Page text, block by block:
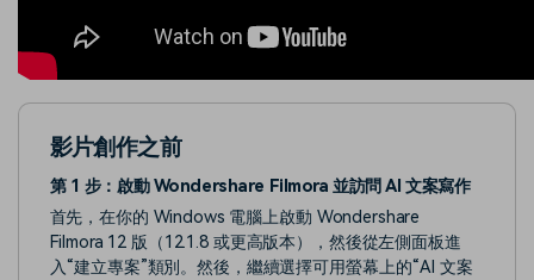
影片創作之前
第 1 步：啟動 Wondershare Filmora 並訪問 AI 文案寫作
首先，在你的 Windows 電腦上啟動 Wondershare
Filmora 12 版（12.1.8 或更高版本），然後從左側面板進
入“建立專案”類別。然後，繼續選擇可用螢幕上的“AI 文案